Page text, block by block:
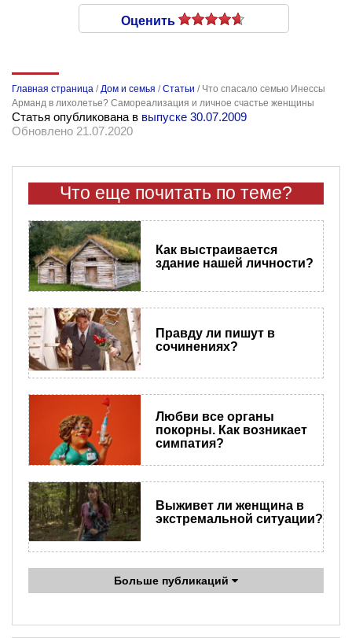
Оценить
Главная страница /Дом и семья /Статьи / Что спасало семью Инессы
Арманд в лихолетье? Самореализация и личное счастье женщины
Статья опубликована в выпуске 30.07.2009
Обновлено 21.07.2020
Что еще почитать по теме?
Как выстраивается
здание нашей личности?
Правду ли пишут в
сочинениях?
Любви все органы
покорны. Как возникает
симпатия?
Выживет ли женщина в
экстремальной ситуации?
Больше публикаций